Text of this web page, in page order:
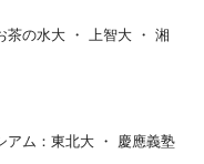
の水大 ・ 上智大 ・ 湘
アム：東北大 ・ 慶應義塾